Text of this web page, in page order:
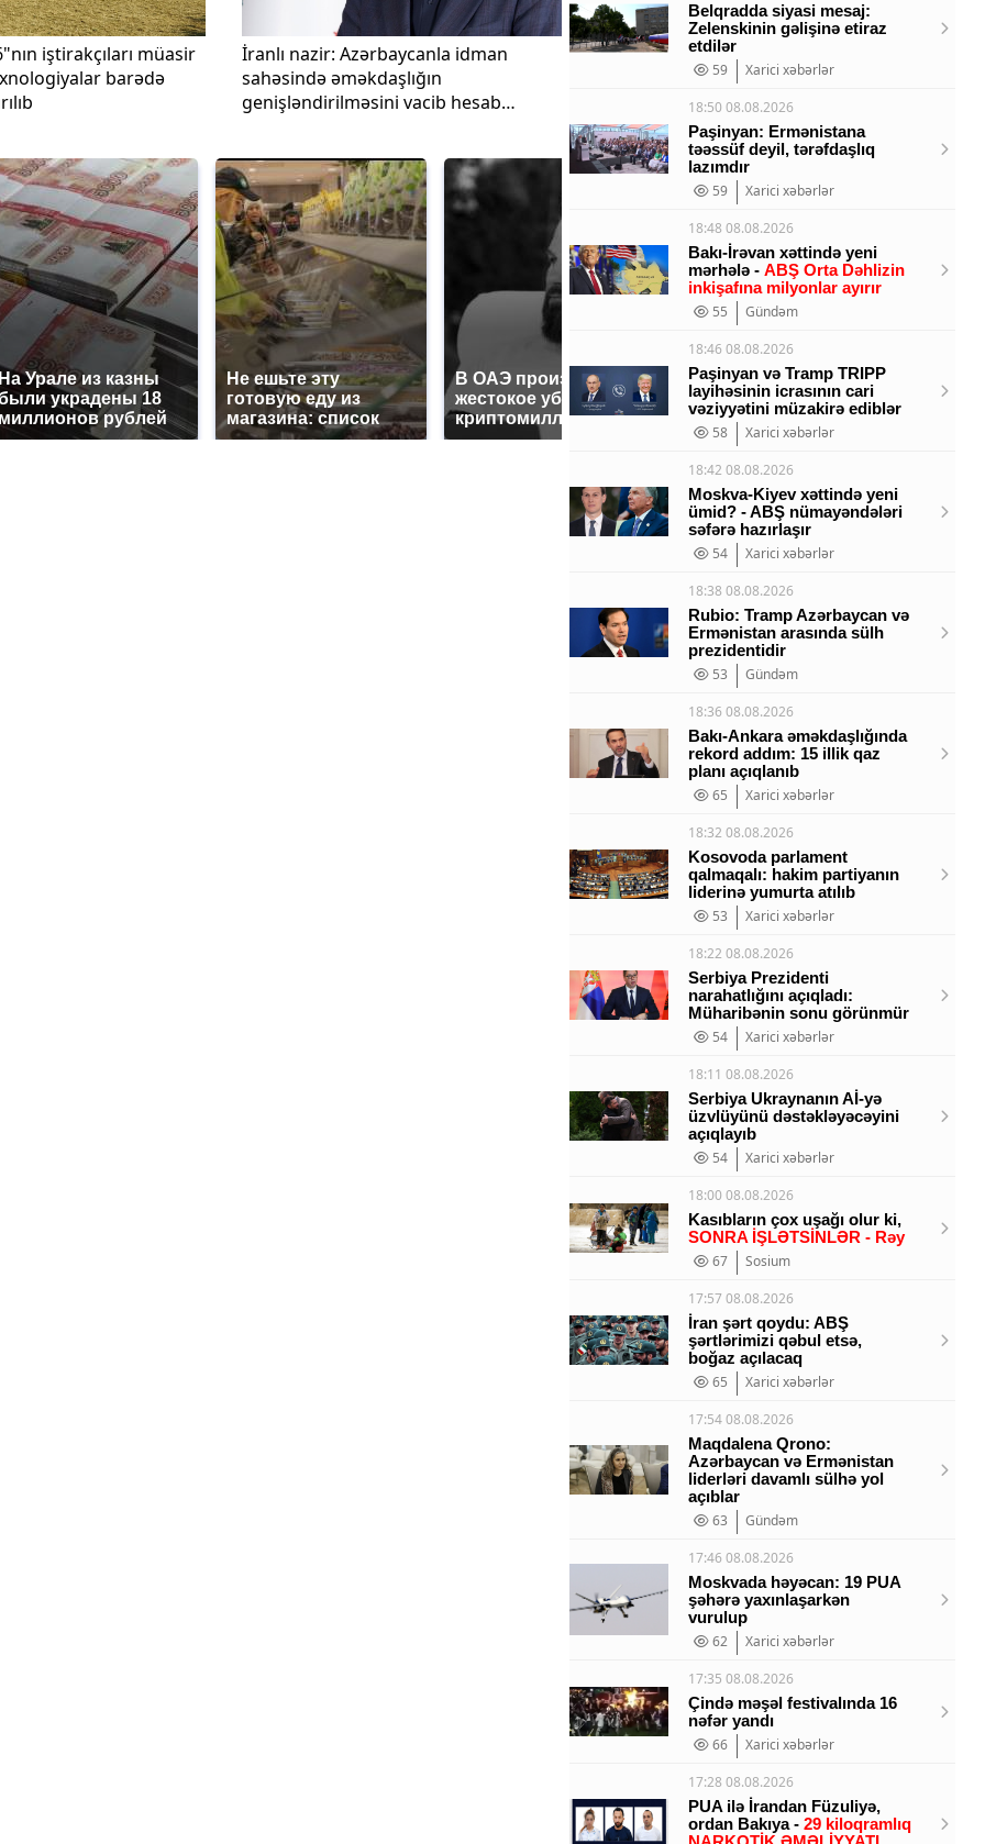
iştirakçıları müasir
barədə
İranlı nazir: Azərbaycanla idman
sahəsində əməkdaşlığın
genişləndirilməsini vacib hesab
На Урале из казны
украдены 18
миллионов рублей
Не ешьте эту
готовую еду из
магазина: список
В ОАЭ произошло
жестокое убийство
криптомиллионера
Все новости по
падению вертолета на
Кавказе: читать здесь
было с
Belqradda siyasi mesaj:
Zelenskinin gəlişinə etiraz
etdilər
59
Xarici xəbərlər
18:50 08.08.2026
Paşinyan: Ermənistana
təəssüf deyil, tərəfdaşlıq
lazımdır
59
Xarici xəbərlər
18:48 08.08.2026
Bakı-İrəvan xəttində yeni
mərhələ - ABŞ Orta Dəhlizin
inkişafına milyonlar ayırır
55
Gündəm
18:46 08.08.2026
Paşinyan və Tramp TRIPP
layihəsinin icrasının cari
vəziyyətini müzakirə ediblər
58
Xarici xəbərlər
18:42 08.08.2026
Moskva-Kiyev xəttində yeni
ümid? - ABŞ nümayəndələri
səfərə hazırlaşır
54
Xarici xəbərlər
18:38 08.08.2026
Rubio: Tramp Azərbaycan və
Ermənistan arasında sülh
prezidentidir
53
Gündəm
18:36 08.08.2026
Bakı-Ankara əməkdaşlığında
rekord addım: 15 illik qaz
planı açıqlanıb
65
Xarici xəbərlər
18:32 08.08.2026
Kosovoda parlament
qalmaqalı: hakim partiyanın
liderinə yumurta atılıb
53
Xarici xəbərlər
18:22 08.08.2026
Serbiya Prezidenti
narahatlığını açıqladı:
Müharibənin sonu görünmür
54
Xarici xəbərlər
18:11 08.08.2026
Serbiya Ukraynanın Aİ-yə
üzvlüyünü dəstəkləyəcəyini
açıqlayıb
54
Xarici xəbərlər
18:00 08.08.2026
Kasıbların çox uşağı olur ki,
SONRA İŞLƏTSİNLƏR - Rəy
67
Sosium
17:57 08.08.2026
İran şərt qoydu: ABŞ
şərtlərimizi qəbul etsə,
boğaz açılacaq
65
Xarici xəbərlər
17:54 08.08.2026
Maqdalena Qrono:
Azərbaycan və Ermənistan
liderləri davamlı sülhə yol
açıblar
63
Gündəm
17:46 08.08.2026
Moskvada həyəcan: 19 PUA
şəhərə yaxınlaşarkən
vurulup
62
Xarici xəbərlər
17:35 08.08.2026
Çində məşəl festivalında 16
nəfər yandı
66
Xarici xəbərlər
17:28 08.08.2026
PUA ilə İrandan Füzuliyə,
ordan Bakıya - 29 kiloqramlıq